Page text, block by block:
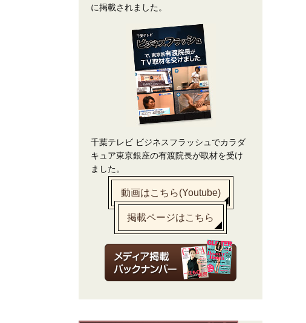
に掲載されました。
千葉テレビ ビジネスフラッシュでカラダ
キュア東京銀座の有渡院長が取材を受け
ました。
動画はこちら(Youtube)
掲載ページはこちら